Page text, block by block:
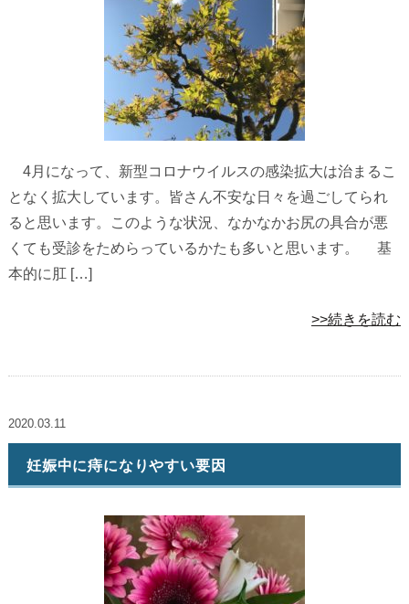
4月になって、新型コロナウイルスの感染拡大は治まるこ
となく拡大しています。皆さん不安な日々を過ごしてられ
ると思います。このような状況、なかなかお尻の具合が悪
くても受診をためらっているかたも多いと思います。 基
本的に肛 […]
>>続きを読む
2020.03.11
妊娠中に痔になりやすい要因